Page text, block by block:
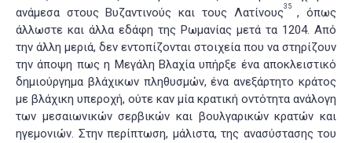
ανάμεσα στους Βυζαντινούς και τους Λατίνους35
, όπως
άλλωστε και άλλα εδάφη της Ρωμανίας μετά τα 1204. Από
την άλλη μεριά, δεν εντοπίζονται στοιχεία που να στηρίζουν
την άποψη πως η Μεγάλη Βλαχία υπήρξε ένα αποκλειστικό
δημιούργημα βλάχικων πληθυσμών, ένα ανεξάρτητο κράτος
με βλάχικη υπεροχή, ούτε καν μία κρατική οντότητα ανάλογη
των μεσαιωνικών σερβικών και βουλγαρικών κρατών και
ηγεμονιών. Στην περίπτωση, μάλιστα, της ανασύστασης του